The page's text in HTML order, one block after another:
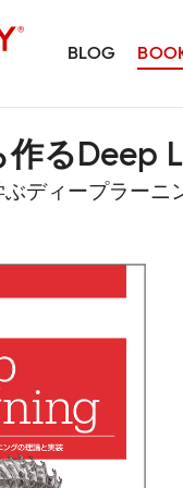
BLOG
作るDeep
ディープラーニ